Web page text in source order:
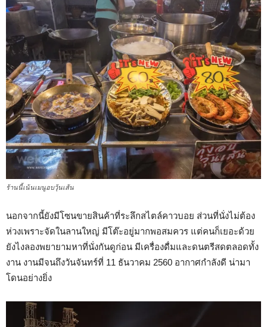
ร้านนี้เน้นเมนูอบวุ้นเส้น
นอกจากนี้ยังมีโซนขายสินค้าที่ระลึกสไตล์คาวบอย ส่วนที่นั่งไม่ต้อง
ห่วงเพราะจัดในลานใหญ่ มีโต๊ะอยู่มากพอสมควร แต่คนก็เยอะด้วย
ยังไงลองพยายามหาที่นั่งกันดูก่อน มีเครื่องดื่มและดนตรีสดตลอดทั้ง
งาน งานมีจนถึงวันจันทร์ที่ 11 ธันวาคม 2560 อากาศกำลังดี น่ามา
โดนอย่างยิ่ง